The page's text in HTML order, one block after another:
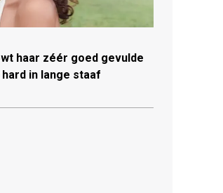
haar zéér goed gevulde
in lange staaf